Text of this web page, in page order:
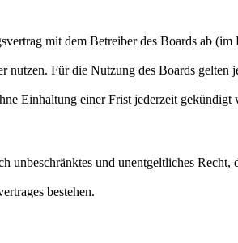
mit dem Betreiber des Boards ab (im
Für die Nutzung des Boards gelten
Einhaltung einer Frist jederzeit gekündigt
und unentgeltliches Recht,
bestehen.